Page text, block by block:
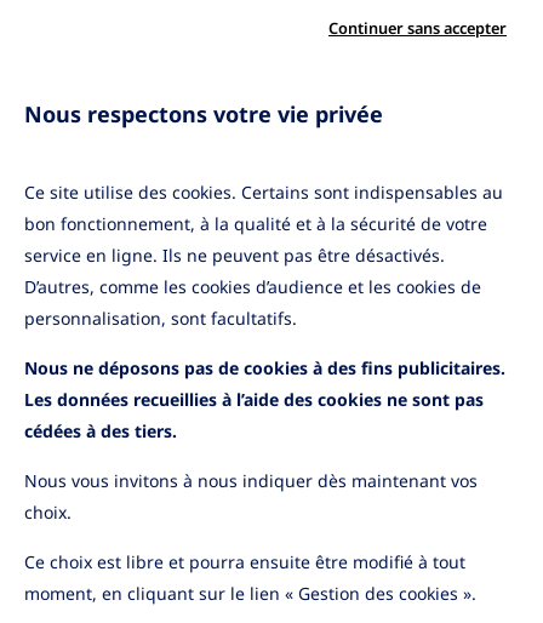
08/04/2026
Le point sur les marchés
financiers avril 2026
Lire la suite
Nous respectons votre vie privée
Ce site utilise des cookies. Certains sont indispensables au
bon fonctionnement, à la qualité et à la sécurité de votre
service en ligne. Ils ne peuvent pas être désactivés.
D’autres, comme les cookies d’audience et les cookies de
personnalisation, sont facultatifs.
Nous ne déposons pas de cookies à des fins publicitaires.
Les données recueillies à l’aide des cookies ne sont pas
cédées à des tiers.
Nous vous invitons à nous indiquer dès maintenant vos
choix.
Ce choix est libre et pourra ensuite être modifié à tout
moment, en cliquant sur le lien « Gestion des cookies ».
Continuer sans accepter